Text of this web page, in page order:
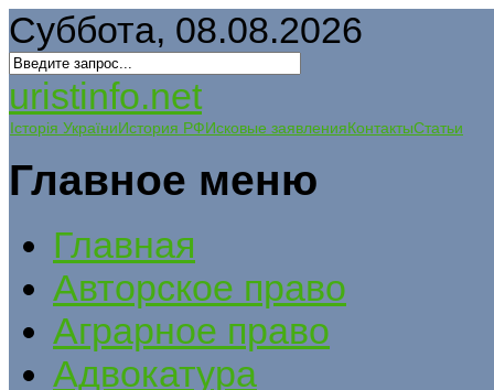
Суббота, 08.08.2026
uristinfo.net
Історія УкраїниИстория РФИсковые заявленияКонтактыСтатьи
Главное меню
Главная
Авторское право
Аграрное право
Адвокатура